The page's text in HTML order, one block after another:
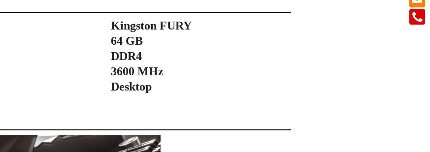
Kingston FURY
64 GB
DDR4
3600 MHz
Desktop